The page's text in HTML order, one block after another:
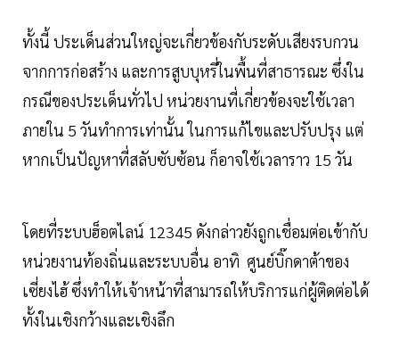
ทั้งนี้ ประเด็นส่วนใหญ่จะเกี่ยวข้องกับระดับเสียงรบกวน
จากการก่อสร้าง และการสูบบุหรี่ในพื้นที่สาธารณะ ซึ่งใน
กรณีของประเด็นทั่วไป หน่วยงานที่เกี่ยวข้องจะใช้เวลา
ภายใน 5 วันทำการเท่านั้น ในการแก้ไขและปรับปรุง แต่
หากเป็นปัญหาที่สลับซับซ้อน ก็อาจใช้เวลาราว 15 วัน
โดยที่ระบบฮ็อตไลน์ 12345 ดังกล่าวยังถูกเชื่อมต่อเข้ากับ
หน่วยงานท้องถิ่นและระบบอื่น อาทิ ศูนย์บิ๊กดาต้าของ
เซี่ยงไฮ้ ซึ่งทำให้เจ้าหน้าที่สามารถให้บริการแก่ผู้ติดต่อได้
ทั้งในเชิงกว้างและเชิงลึก